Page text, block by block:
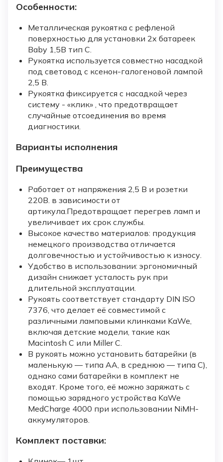
Особенности:
Металлическая рукоятка с рефленой
поверхностью для установки 2х батареек
Baby 1,5В тип С.
Рукоятка используется совместно насадкой
под световод с ксенон-галогеновой лампой
2,5 В.
Рукоятка фиксируется с насадкой через
систему - «клик» , что предотвращает
случайные отсоединения во время
диагностики.
Варианты исполнения
Преимущества
Работает от напряжения 2,5 В и розетки
220В. в зависимости от
артикула.Предотвращает перегрев ламп и
увеличивает их срок службы.
Высокое качество материалов: продукция
немецкого производства отличается
долговечностью и устойчивостью к износу.
Удобство в использовании: эргономичный
дизайн снижает усталость рук при
длительной эксплуатации.
Рукоять соответствует стандарту DIN ISO
7376, что делает её совместимой с
различными ламповыми клинками KaWe,
включая детские модели, такие как
Macintosh C или Miller C.
В рукоять можно установить батарейки (в
маленькую — типа AA, в среднюю — типа C),
однако сами батарейки в комплект не
входят. Кроме того, её можно заряжать с
помощью зарядного устройства KaWe
MedCharge 4000 при использовании NiMH-
аккумуляторов.
Комплект поставки: